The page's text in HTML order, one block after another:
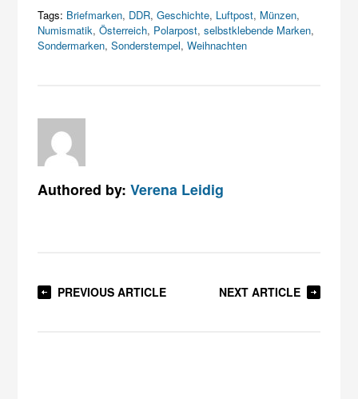
Tags: Briefmarken, DDR,Geschichte, Luftpost, Münzen,
Numismatik,Österreich, Polarpost,selbstklebende Marken,
Sondermarken,Sonderstempel,Weihnachten
Authored by:Verena Leidig
PREVIOUS ARTICLE NEXT ARTICLE